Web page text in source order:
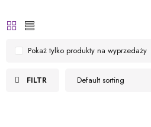
FILTR Default sorting
Pokaż tylko produkty na wyprzedaży